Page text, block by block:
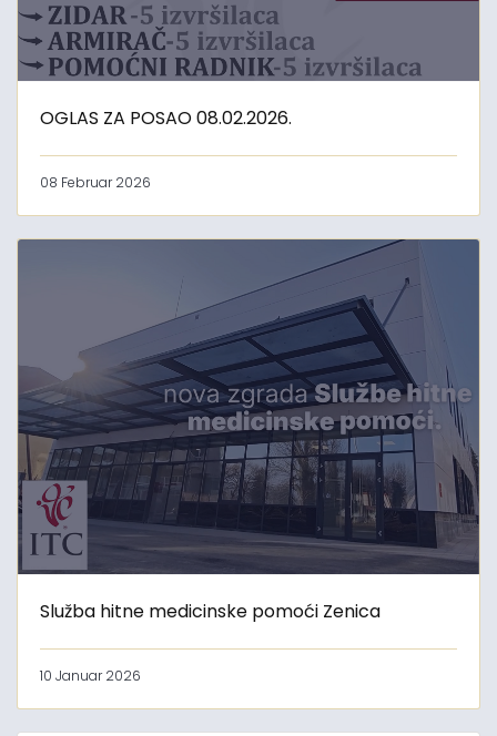
OGLAS ZA POSAO 08.02.2026.
08 Februar 2026
Služba hitne medicinske pomoći Zenica
10 Januar 2026